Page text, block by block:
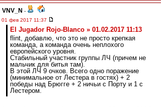
VNV_N -
01 фев 2017 11:37
El Jugador Rojo-Blanco » 01.02.2017 11:13
flint, добавлю, что это не просто крепкая
команда, а команда очень неплохого
европейского уровня.
Стабильный участник группы ЛЧ (причем не
мальчик для битья там).
В этой ЛЧ 9 очков. Всего одно поражение
(минимальное от Лестера в гостях) + 2
победы над Брюгге + 2 ничьи с Порту и 1 с
Лестером.